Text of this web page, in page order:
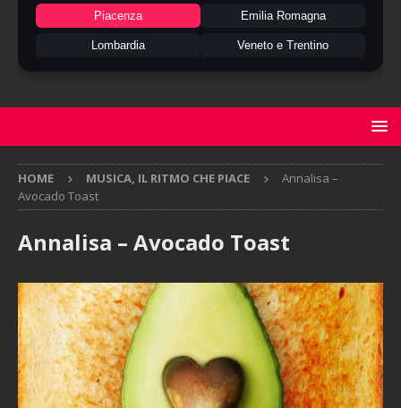
Piacenza Emilia Romagna
Lombardia Veneto e Trentino
HOME MUSICA, IL RITMO CHE PIACE
Annalisa –
Avocado Toast
Annalisa – Avocado Toast